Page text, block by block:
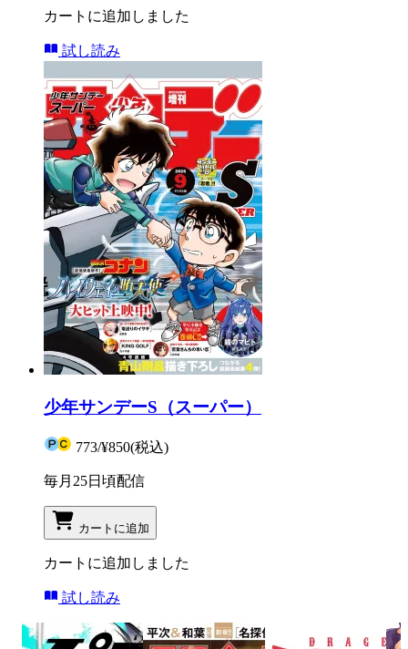
カートに追加しました
試し読み
少年サンデーS（スーパー）
773/¥850(税込)
毎月25日頃配信
カートに追加
カートに追加しました
試し読み